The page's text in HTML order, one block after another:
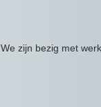
We zijn bezig met